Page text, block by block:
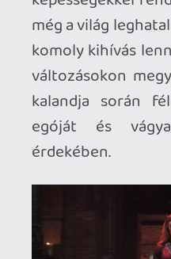
Mindazonáltal, még ha
szellemisége nem is
végre ismét kaptunk
lábán álló stílusos
lehetünk eléggé hálásak
is jelentős sikereket elért
és ami vitathatatlanul az
legjobb blockbustere.